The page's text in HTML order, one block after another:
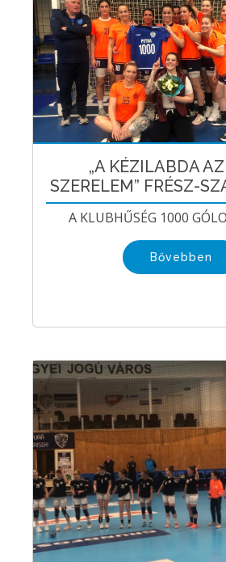
„A KÉZILABDA
SZERELEM” FRÉSZ-
A KLUBHŰSÉG 1000
Bővebben